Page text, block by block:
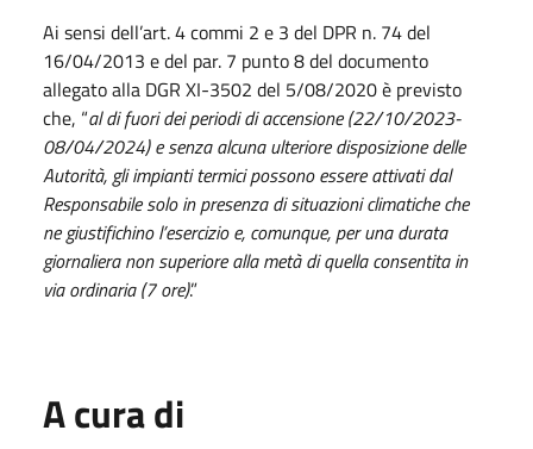
Ai sensi dell’art. 4 commi 2 e 3 del DPR n. 74 del
16/04/2013 e del par. 7 punto 8 del documento
allegato alla DGR XI-3502 del 5/08/2020 è previsto
che, “al di fuori dei periodi di accensione (22/10/2023-
08/04/2024) e senza alcuna ulteriore disposizione delle
Autorità, gli impianti termici possono essere attivati dal
Responsabile solo in presenza di situazioni climatiche che
ne giustifichino l’esercizio e, comunque, per una durata
giornaliera non superiore alla metà di quella consentita in
via ordinaria (7 ore).”
A cura di